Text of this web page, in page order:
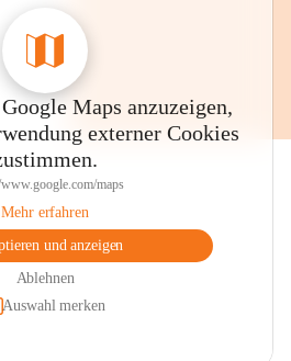
Maps anzuzeigen,
externer Cookies
maps
Mehr erfahren
und anzeigen
Ablehnen
Auswahl merken